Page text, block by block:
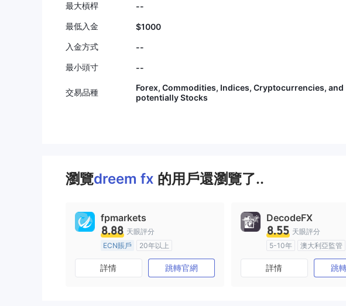
最大槓桿
--
最低入金 $1000
入金方式
--
最小頭寸
--
交易品種
Forex, Commodities, Indices, Cryptocurrencies, and
potentially Stocks
瀏覽dreem fx 的用戶還瀏覽了..
fpmarkets
8.88 天眼評分
ECN賬戶
20年以上
澳大利亞監管
全牌照 (MM)
主標MT4
詳情 跳轉官網
DecodeFX
8.55 天眼評分
5-10年
澳大利亞監管
全牌照 (MM)
主標
詳情 跳